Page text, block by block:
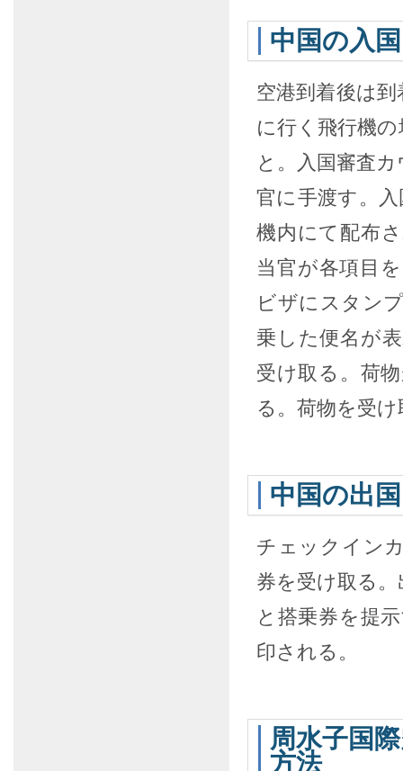
中国の入国
空港到着後は
に行く飛行機
と。入国審査
官に手渡す。
機内にて配布
当官が各項目
ビザにスタン
乗した便名が
受け取る。荷
る。荷物を受
中国の出国
チェックイン
券を受け取る
と搭乗券を提
印される。
周水子国
方法